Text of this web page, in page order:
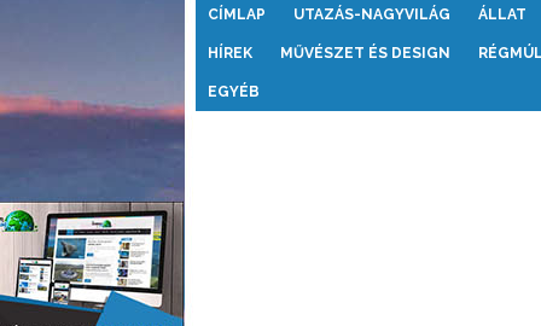
Érdekes
CÍMLAP UTAZÁS-NAGYVILÁG ÁLLAT
HÍREK MŰVÉSZET ÉS DESIGN
EGYÉB